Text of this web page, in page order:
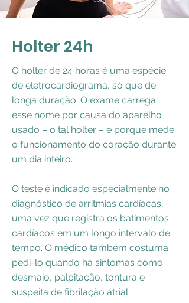
Holter 24h
O holter de 24 horas é uma espécie
de eletrocardiograma, só que de
longa duração. O exame carrega
esse nome por causa do aparelho
usado – o tal holter – e porque mede
o funcionamento do coração durante
um dia inteiro.
O teste é indicado especialmente no
diagnóstico de arritmias cardíacas,
uma vez que registra os batimentos
cardíacos em um longo intervalo de
tempo. O médico também costuma
pedi-lo quando há sintomas como
desmaio, palpitação, tontura e
suspeita de fibrilação atrial.